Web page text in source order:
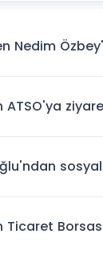
Nedim
ATSO'ya
sosyal
Ticaret